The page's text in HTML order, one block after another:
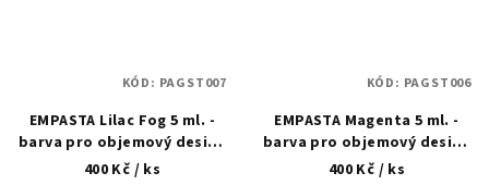
EMPASTA Lilac Fog 5 ml. -
barva pro objemový design
nehtů
400 Kč / ks
KÓD: PAGST007
EMPASTA Magenta 5 ml. -
barva pro objemový design
nehtů
400 Kč / ks
KÓD: PAGST006